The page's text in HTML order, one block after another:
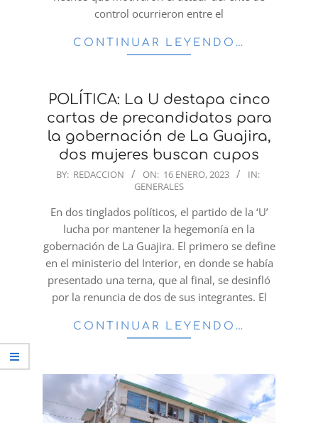
control ocurrieron entre el
CONTINUAR LEYENDO…
POLÍTICA: La U destapa cinco
cartas de precandidatos para
la gobernación de La Guajira,
dos mujeres buscan cupos
2023-
16
BY: REDACCION ON: 16 ENERO, 2023
IN:
GENERALES
En dos tinglados políticos, el partido de la ‘U’
lucha por mantener la hegemonía en la
gobernación de La Guajira. El primero se define
en el ministerio del Interior, en donde se había
presentado una terna, que al final, se desinfló
por la renuncia de dos de sus integrantes. El
CONTINUAR LEYENDO…